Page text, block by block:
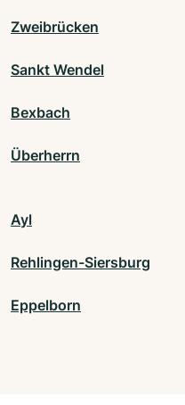
Zweibrücken
Sankt Wendel
Bexbach
Überherrn
Ayl
Rehlingen-Siersburg
Eppelborn